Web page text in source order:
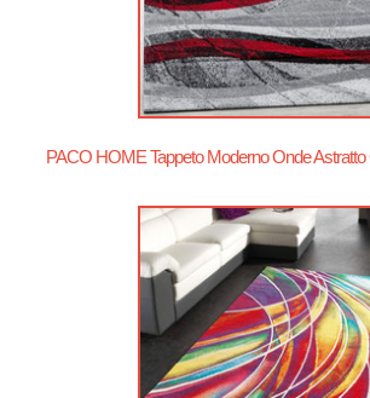
PACO HOME Tappeto Moderno Onde